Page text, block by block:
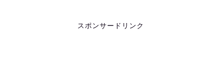
スポンサードリンク